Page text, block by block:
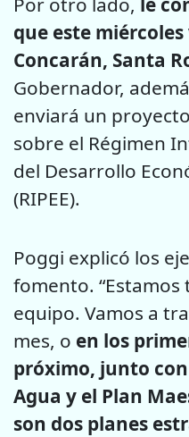
que este
Concarán, Santa
Gobernador,
enviará un
sobre el Régimen
del Desarrollo
(RIPEE).
Poggi explicó los
fomento.
equipo. Vamos a
mes, o en los
próximo, junto
Agua y el Plan
son dos planes